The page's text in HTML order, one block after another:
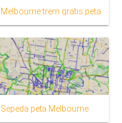
Melbourne trem gratis peta
Sepeda peta Melbourne